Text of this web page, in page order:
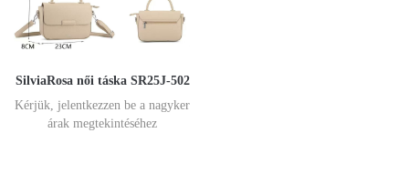
SilviaRosa női táska SR25J-502
Kérjük, jelentkezzen be a nagyker
árak megtekintéséhez